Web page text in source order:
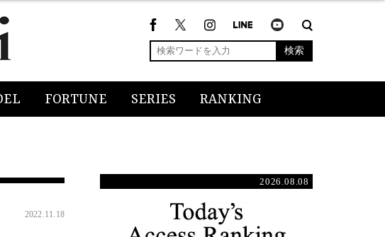
検索
FORTUNE SERIES RANKING
2022.11.18
2026.08.08